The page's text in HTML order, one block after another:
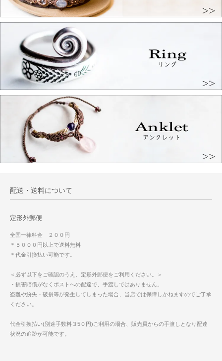
配送・送料について
定形外郵便
全国一律料金 ２００円
＊５０００円以上で送料無料
＊代金引換払い可能です。
＜必ず以下をご確認のうえ、定形外郵便をご利用ください。＞
・損害賠償がなくポストへの配達で、手渡しではありません。
盗難や紛失・破損等が発生してしまった場合、当店では保障しかねますのでご了承
ください。
代金引換払い(別途手数料３5０円)ご利用の場合、販売員からの手渡しとなり配達
状況の追跡が可能です。